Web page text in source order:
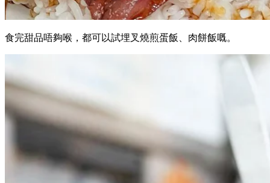
食完甜品唔夠喉，都可以試埋叉燒煎蛋飯、肉餅飯嘅。